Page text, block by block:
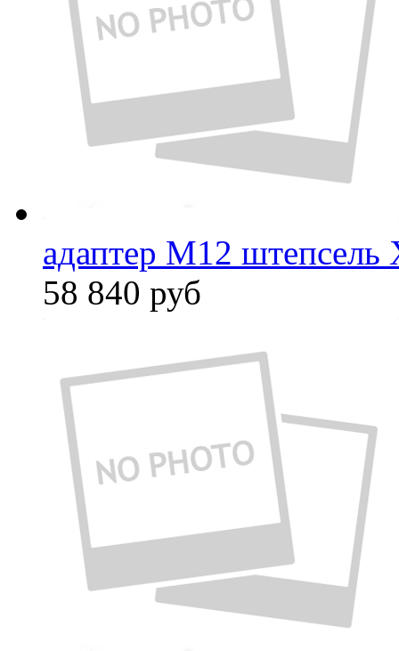
адаптер M12 штепсель
58 840 руб